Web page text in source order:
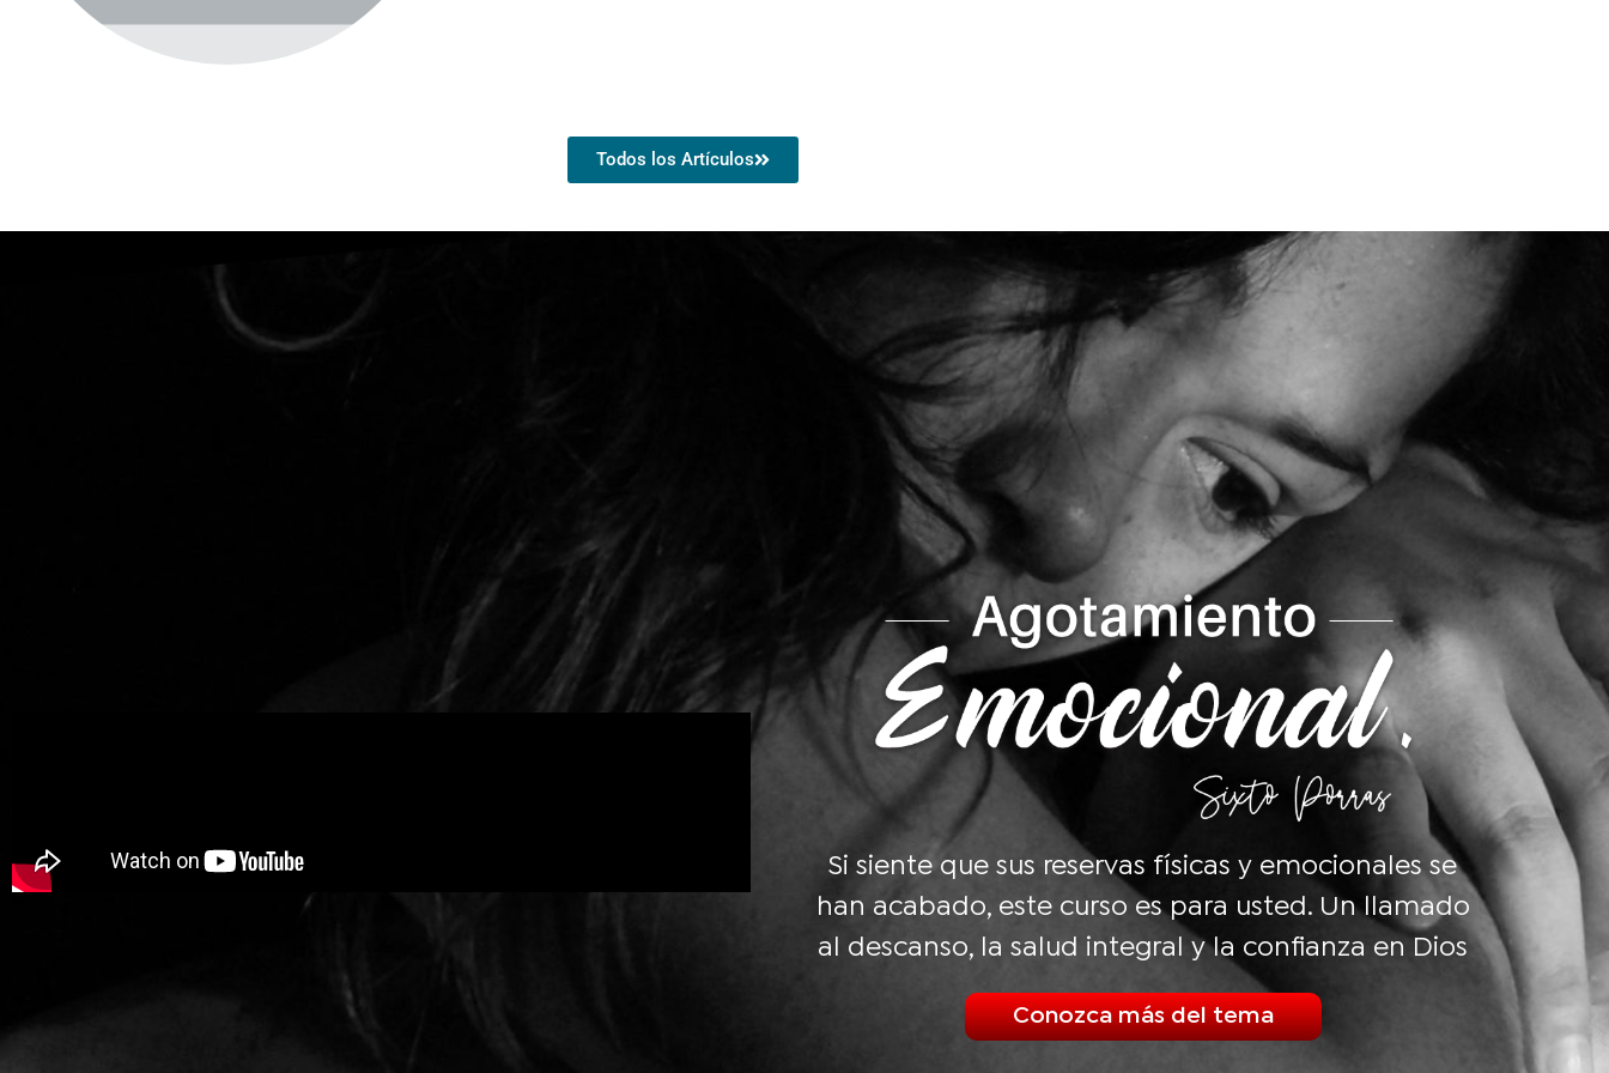
Todos los Artículos
Si siente que sus reservas físicas y emocionales se
han acabado, este curso es para usted. Un llamado
al descanso, la salud integral y la confianza en Dios
Conozca más del tema